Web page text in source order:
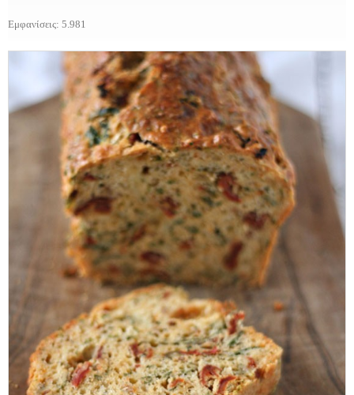
Εμφανίσεις: 5.981